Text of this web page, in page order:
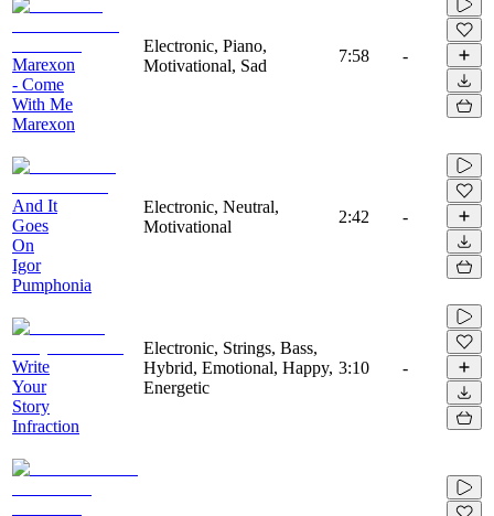
Marexon
- Come
With Me
Marexon
Electronic, Piano,
Motivational, Sad
7:58 -
And It
Goes
On
Igor
Pumphonia
Electronic, Neutral,
Motivational
2:42 -
Write
Your
Story
Infraction
Electronic, Strings, Bass,
Hybrid, Emotional, Happy,
Energetic
3:10 -